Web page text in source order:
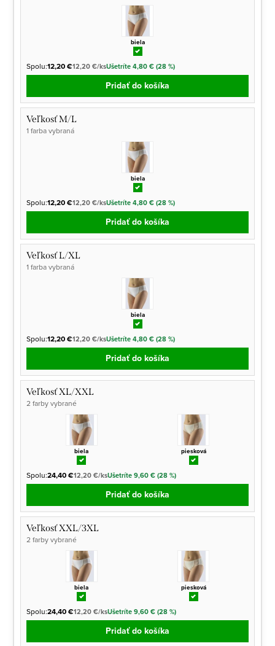
biela
Spolu:12,20 €12,20 €/ksUšetríte 4,80 € (28 %)
Pridať do košíka
Veľkosť M/L
1 farba vybraná
biela
Spolu:12,20 €12,20 €/ksUšetríte 4,80 € (28 %)
Pridať do košíka
Veľkosť L/XL
1 farba vybraná
biela
Spolu:12,20 €12,20 €/ksUšetríte 4,80 € (28 %)
Pridať do košíka
Veľkosť XL/XXL
2 farby vybrané
biela piesková
Spolu:24,40 €12,20 €/ksUšetríte 9,60 € (28 %)
Pridať do košíka
Veľkosť XXL/3XL
2 farby vybrané
biela piesková
Spolu:24,40 €12,20 €/ksUšetríte 9,60 € (28 %)
Pridať do košíka